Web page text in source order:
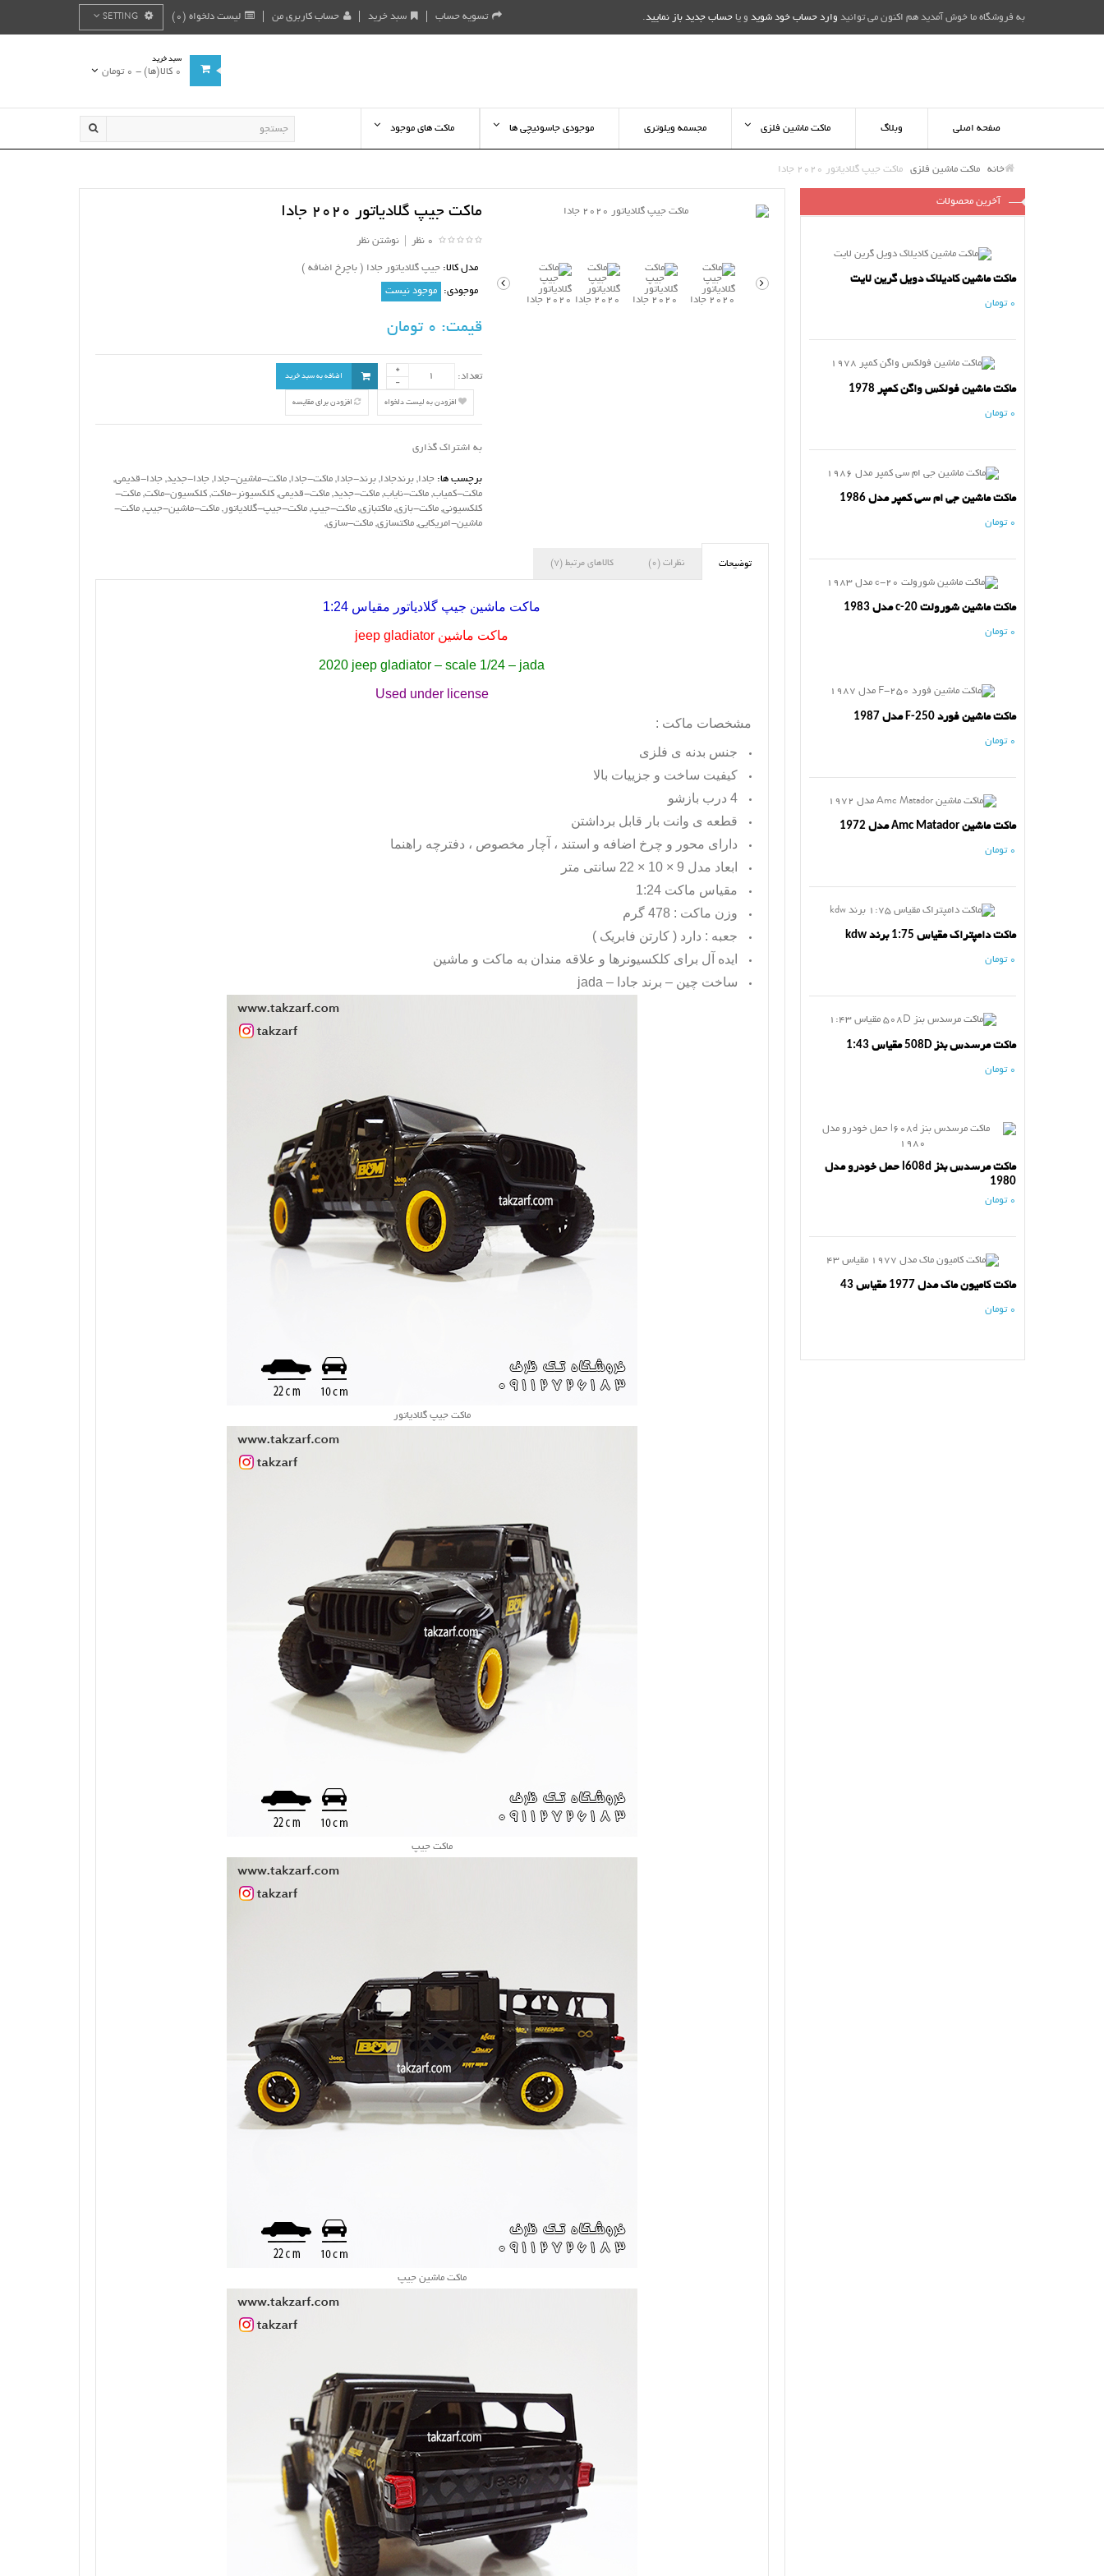
به فروشگاه ما خوش آمدید هم اکنون می توانید وارد حساب خود شوید و یا حساب جدید باز نمایید. لیست دلخواه (0) حساب کاربری من سبد خرید تسویه حساب SETTING
سبد خرید
0 کالا(ها) - 0 تومان
صفحه اصلی وبلاگ ماکت ماشین فلزی مجسمه ویلوتری موجودی جاسوئیچی ها ماکت های موجود
خانه ماکت ماشین فلزی ماکت جیپ گلادیاتور 2020 جادا
آخرین محصولات
ماکت ماشین کادیلاک دویل گرین لایت
0 تومان
ماکت ماشین فولکس واگن کمپر 1978
0 تومان
ماکت ماشین جی ام سی کمپر مدل 1986
0 تومان
ماکت ماشین شورولت c-20 مدل 1983
0 تومان
ماکت ماشین فورد F-250 مدل 1987
0 تومان
ماکت ماشین Amc Matador مدل 1972
0 تومان
ماکت دامپتراک مقیاس 1:75 برند kdw
0 تومان
ماکت مرسدس بنز 508D مقیاس 1:43
0 تومان
ماکت مرسدس بنز l608d حمل خودرو مدل
1980
0 تومان
ماکت کامیون ماک مدل 1977 مقیاس 43
0 تومان
ماکت جیپ گلادیاتور 2020 جادا
0 نظر |نوشتن نظر
مدل کالا: جیپ گلادیاتور جادا ( باچرخ اضافه )
موجودی: موجود نیست
قیمت:
تعداد: اضافه به سبد خرید
افزودن به لیست دلخواه افزودن برای مقایسه
به اشتراک گذاری
برچسب ها: جادا,برندجادا,برند-جادا,ماکت-جادا,ماکت-ماشین-جادا,جادا-جدید,جادا-قدیمی,
ماکت-کمیاب,ماکت-نایاب,ماکت-جدید,ماکت-قدیمی,کلکسیونر-ماکت,کلکسیون-ماکت,ماکت-
کلکسیونی,ماکت-بازی,ماکتبازی,ماکت-جیپ,ماکت-جیپ-گلادیاتور,ماکت-ماشین-جیپ,ماکت-
ماشین-امریکایی,ماکتسازی,ماکت-سازی,
توضیحات نظرات (0) کالاهای مرتبط (7)
ماکت ماشین جیپ گلادیاتور مقیاس 1:24
ماکت ماشین jeep gladiator
2020 jeep gladiator – scale 1/24 – jada
Used under license
مشخصات ماکت :
جنس بدنه ی فلزی
کیفیت ساخت و جزییات بالا
4 درب بازشو
قطعه ی وانت بار قابل برداشتن
دارای محور و چرخ اضافه و استند ، آچار مخصوص ، دفترچه راهنما
ابعاد مدل 9 × 10 × 22 سانتی متر
مقیاس ماکت 1:24
وزن ماکت : 478 گرم
جعبه : دارد ( کارتن فابریک )
ایده آل برای کلکسیونرها و علاقه مندان به ماکت و ماشین
ساخت چین – برند جادا – jada
ماکت جیپ گلادیاتور
ماکت جیپ
ماکت ماشین جیپ